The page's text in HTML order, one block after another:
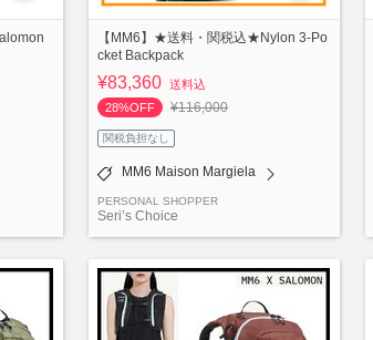
【MM6】★送料・関税込★Nylon 3-Po
cket Backpack
¥83,360 送料込
28%OFF
¥116,000
関税負担なし
MM6 Maison Margiela
PERSONAL SHOPPER
Seri’s Choice